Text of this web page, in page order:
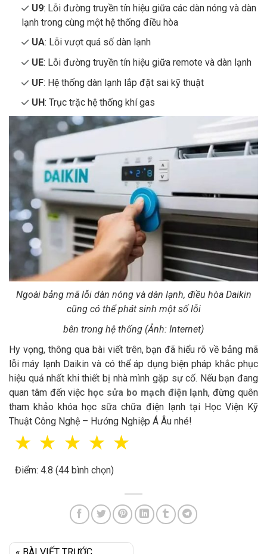
U9: Lỗi đường truyền tín hiệu giữa các dàn nóng và dàn
lạnh trong cùng một hệ thống điều hòa
UA: Lỗi vượt quá số dàn lạnh
UE: Lỗi đường truyền tín hiệu giữa remote và dàn lạnh
UF: Hệ thống dàn lạnh lắp đặt sai kỹ thuật
UH: Trục trặc hệ thống khí gas
Ngoài bảng mã lỗi dàn nóng và dàn lạnh, điều hòa Daikin
cũng có thể phát sinh một số lỗi
bên trong hệ thống (Ảnh: Internet)
Hy vọng, thông qua bài viết trên, bạn đã hiểu rõ về bảng mã
lỗi máy lạnh Daikin và có thể áp dụng biện pháp khắc phục
hiệu quả nhất khi thiết bị nhà mình gặp sự cố. Nếu bạn đang
quan tâm đến việc học sửa bo mạch điện lạnh, đừng quên
tham khảo khóa học sữa chữa điện lạnh tại Học Viện Kỹ
Thuật Công Nghệ – Hướng Nghiệp Á Âu nhé!
☆
☆
☆
☆
☆
Điểm: 4.8 (44 bình chọn)
« BÀI VIẾT TRƯỚC